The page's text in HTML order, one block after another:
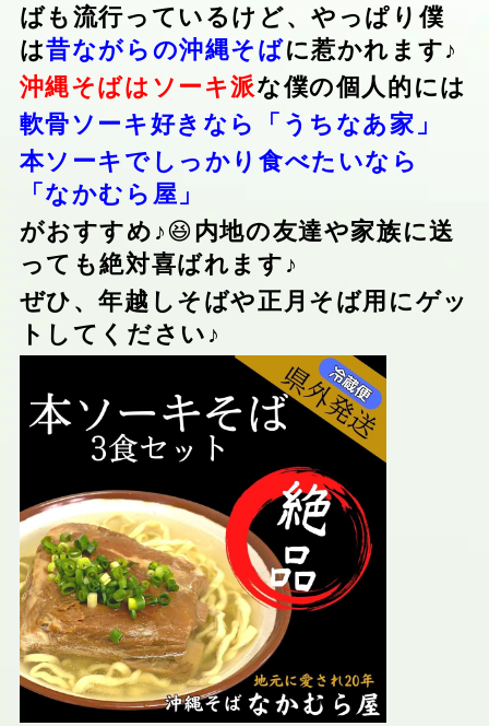
ばも流行っているけど、やっぱり僕
は昔ながらの沖縄そばに惹かれます♪
沖縄そばはソーキ派な僕の個人的には
軟骨ソーキ好きなら「うちなあ家」
本ソーキでしっかり食べたいなら
「なかむら屋」
がおすすめ♪😆 内地の友達や家族に送
っても絶対喜ばれます♪
ぜひ、年越しそばや正月そば用にゲッ
トしてください♪